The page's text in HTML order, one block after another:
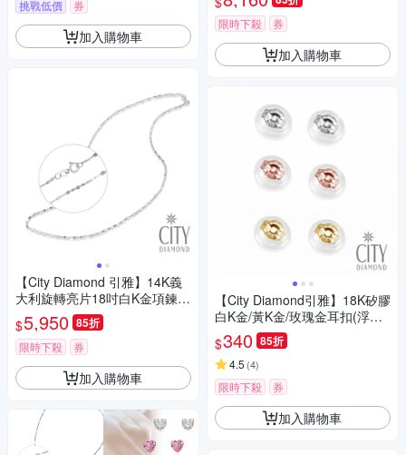
挑戰低價 券
加入購物車
【City Diamond 引雅】14K義
大利旋轉亮片18吋白K金項鍊
(浮光流影系列)
$5,950 85折
限時下殺 券
加入購物車
限時下殺 券
加入購物車
【City Diamond引雅】18K矽膠
白K金/黃K金/玫瑰金耳扣(浮光
流影系列)
$340 85折
4.5 (4)
限時下殺 券
加入購物車